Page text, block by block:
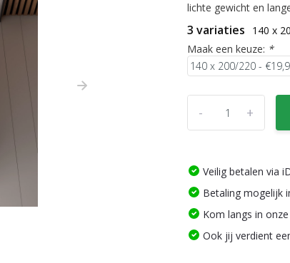
lichte gewicht en
3 variaties
140 x
Maak een keuze: *
+
-
Veilig betalen via
Betaling mogelijk
Kom langs in
Ook jij verdient